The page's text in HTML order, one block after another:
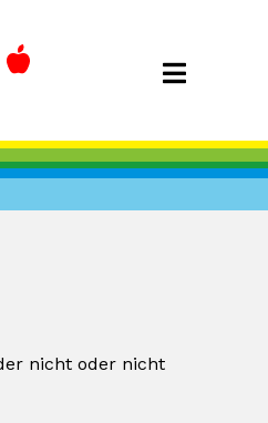
nicht oder nicht